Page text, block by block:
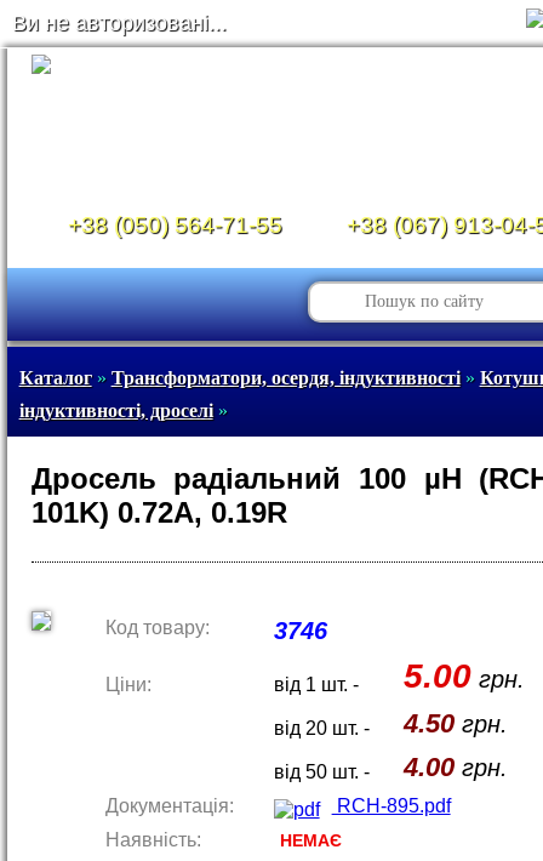
Ви не авторизовані...
+38 (050) 564-71-55 +38 (067) 913-04-
Каталог» Трансформатори, осердя, індуктивності»
індуктивності, дроселі»
Дросель радіальний 100 µH
101K) 0.72A, 0.19R
Код товару: 3746
Ціни: від 1 шт. - 5.00грн.
від 20 шт. - 4.50грн.
від 50 шт. - 4.00грн.
Документація:
RCH-895.pdf
Наявність:
НЕМАЄ